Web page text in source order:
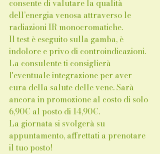
consente di valutare la qualità
dell’energia venosa attraverso le
radiazioni IR monocromatiche.
Il test è eseguito sulla gamba, è
indolore e privo di controindicazioni.
La consulente ti consiglierà
l'eventuale integrazione per aver
cura della salute delle vene. Sarà
ancora in promozione al costo di solo
6,90€ al posto di 14,90€.
La giornata si svolgerà su
appuntamento, affrettati a prenotare
il tuo posto!